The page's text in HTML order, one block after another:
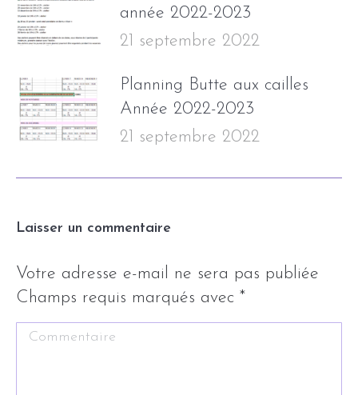
année 2022-2023
21 septembre 2022
Planning Butte aux cailles
Année 2022-2023
21 septembre 2022
Laisser un commentaire
Votre adresse e-mail ne sera pas publiée
Champs requis marqués avec *
Commentaire